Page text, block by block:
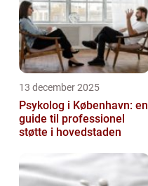
13 december 2025
Psykolog i København: en
guide til professionel
støtte i hovedstaden